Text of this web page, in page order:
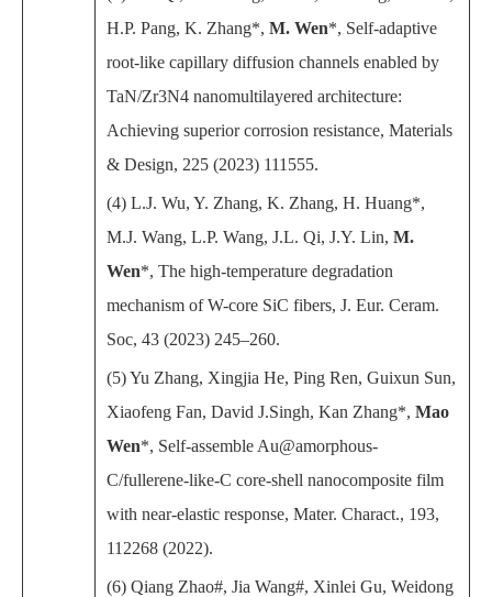
H.P. Pang, K. Zhang*, M. Wen*, Self-adaptive
root-like capillary diffusion channels enabled by
TaN/Zr3N4 nanomultilayered architecture:
Achieving superior corrosion resistance, Materials
& Design, 225 (2023) 111555.
(4) L.J. Wu, Y. Zhang, K. Zhang, H. Huang*,
M.J. Wang, L.P. Wang, J.L. Qi, J.Y. Lin, M.
Wen*, The high-temperature degradation
mechanism of W-core SiC fibers, J. Eur. Ceram.
Soc, 43 (2023) 245–260.
(5) Yu Zhang, Xingjia He, Ping Ren, Guixun Sun,
Xiaofeng Fan, David J.Singh, Kan Zhang*, Mao
Wen*, Self-assemble Au@amorphous-
C/fullerene-like-C core-shell nanocomposite film
with near-elastic response, Mater. Charact., 193,
112268 (2022).
(6) Qiang Zhao#, Jia Wang#, Xinlei Gu, Weidong